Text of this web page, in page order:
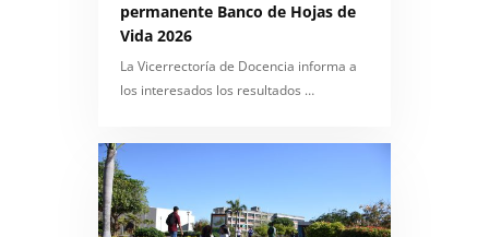
permanente Banco de Hojas de
Vida 2026
La Vicerrectoría de Docencia informa a
los interesados los resultados …